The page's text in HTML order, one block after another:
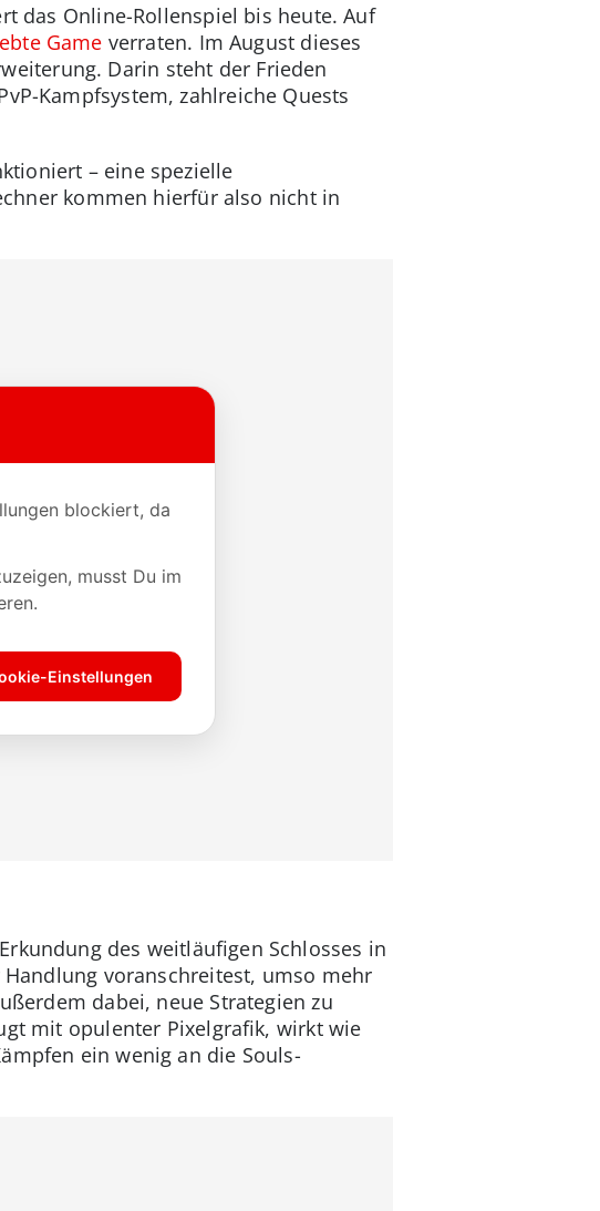
das Online-Rollenspiel bis heute. Auf
Game verraten. Im August dieses
Darin steht der Frieden
Kampfsystem, zahlreiche Quests
– eine spezielle
kommen hierfür also nicht in
des weitläufigen Schlosses in
voranschreitest, umso mehr
dabei, neue Strategien zu
mit opulenter Pixelgrafik, wirkt wie
ein wenig an die Souls-